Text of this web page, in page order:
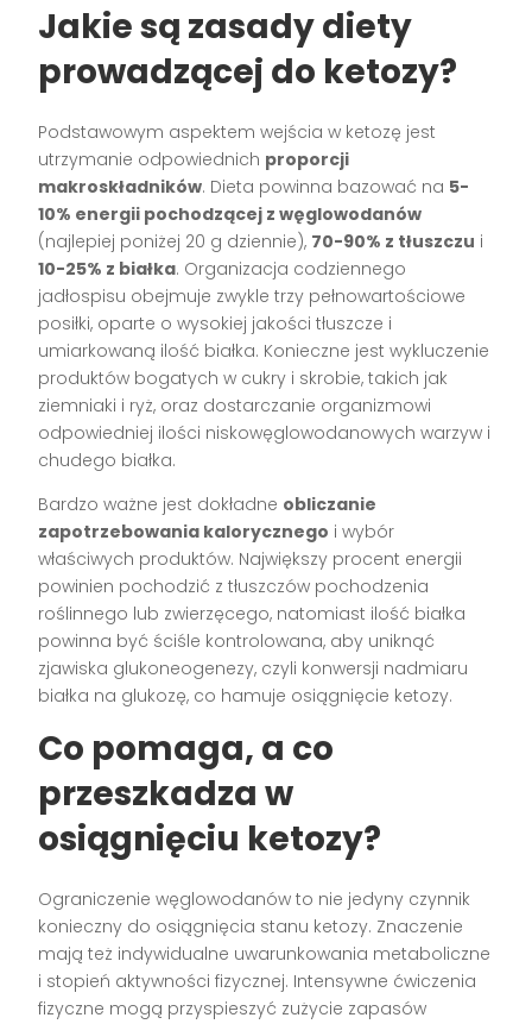
Jakie są zasady diety
prowadzącej do ketozy?
Podstawowym aspektem wejścia w ketozę jest
utrzymanie odpowiednich proporcji
makroskładników. Dieta powinna bazować na 5-
10% energii pochodzącej z węglowodanów
(najlepiej poniżej 20 g dziennie), 70-90% z tłuszczu i
10-25% z białka. Organizacja codziennego
jadłospisu obejmuje zwykle trzy pełnowartościowe
posiłki, oparte o wysokiej jakości tłuszcze i
umiarkowaną ilość białka. Konieczne jest wykluczenie
produktów bogatych w cukry i skrobie, takich jak
ziemniaki i ryż, oraz dostarczanie organizmowi
odpowiedniej ilości niskowęglowodanowych warzyw i
chudego białka.
Bardzo ważne jest dokładne obliczanie
zapotrzebowania kalorycznego i wybór
właściwych produktów. Największy procent energii
powinien pochodzić z tłuszczów pochodzenia
roślinnego lub zwierzęcego, natomiast ilość białka
powinna być ściśle kontrolowana, aby uniknąć
zjawiska glukoneogenezy, czyli konwersji nadmiaru
białka na glukozę, co hamuje osiągnięcie ketozy.
Co pomaga, a co
przeszkadza w
osiągnięciu ketozy?
Ograniczenie węglowodanów to nie jedyny czynnik
konieczny do osiągnięcia stanu ketozy. Znaczenie
mają też indywidualne uwarunkowania metaboliczne
i stopień aktywności fizycznej. Intensywne ćwiczenia
fizyczne mogą przyspieszyć zużycie zapasów